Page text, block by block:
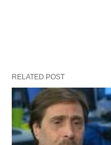
RELATED POST